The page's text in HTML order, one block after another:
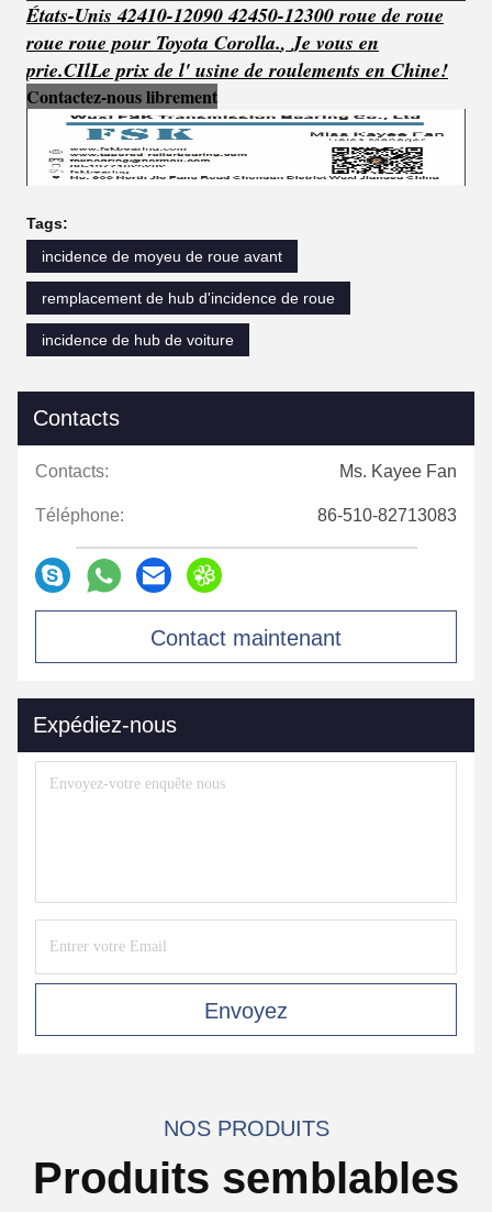
États-Unis 42410-12090 42450-12300 roue de roue
roue roue pour Toyota Corolla., Je vous en
prie.CIlLe prix de l' usine de roulements en Chine!
Contactez-nous librement
Tags:
incidence de moyeu de roue avant
remplacement de hub d'incidence de roue
incidence de hub de voiture
Contacts
Contacts: Ms. Kayee Fan
Téléphone: 86-510-82713083
Contact maintenant
Expédiez-nous
Envoyez
NOS PRODUITS
Produits semblables